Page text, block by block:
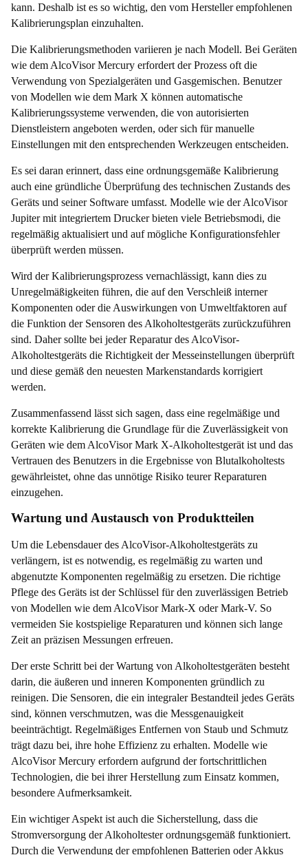
kann. Deshalb ist es so wichtig, den vom Hersteller empfohlenen
Kalibrierungsplan einzuhalten.
Die Kalibrierungsmethoden variieren je nach Modell. Bei Geräten
wie dem AlcoVisor Mercury erfordert der Prozess oft die
Verwendung von Spezialgeräten und Gasgemischen. Benutzer
von Modellen wie dem Mark X können automatische
Kalibrierungssysteme verwenden, die von autorisierten
Dienstleistern angeboten werden, oder sich für manuelle
Einstellungen mit den entsprechenden Werkzeugen entscheiden.
Es sei daran erinnert, dass eine ordnungsgemäße Kalibrierung
auch eine gründliche Überprüfung des technischen Zustands des
Geräts und seiner Software umfasst. Modelle wie der AlcoVisor
Jupiter mit integriertem Drucker bieten viele Betriebsmodi, die
regelmäßig aktualisiert und auf mögliche Konfigurationsfehler
überprüft werden müssen.
Wird der Kalibrierungsprozess vernachlässigt, kann dies zu
Unregelmäßigkeiten führen, die auf den Verschleiß interner
Komponenten oder die Auswirkungen von Umweltfaktoren auf
die Funktion der Sensoren des Alkoholtestgeräts zurückzuführen
sind. Daher sollte bei jeder Reparatur des AlcoVisor-
Alkoholtestgeräts die Richtigkeit der Messeinstellungen überprüft
und diese gemäß den neuesten Markenstandards korrigiert
werden.
Zusammenfassend lässt sich sagen, dass eine regelmäßige und
korrekte Kalibrierung die Grundlage für die Zuverlässigkeit von
Geräten wie dem AlcoVisor Mark X-Alkoholtestgerät ist und das
Vertrauen des Benutzers in die Ergebnisse von Blutalkoholtests
gewährleistet, ohne das unnötige Risiko teurer Reparaturen
einzugehen.
Wartung und Austausch von Produktteilen
Um die Lebensdauer des AlcoVisor-Alkoholtestgeräts zu
verlängern, ist es notwendig, es regelmäßig zu warten und
abgenutzte Komponenten regelmäßig zu ersetzen. Die richtige
Pflege des Geräts ist der Schlüssel für den zuverlässigen Betrieb
von Modellen wie dem AlcoVisor Mark-X oder Mark-V. So
vermeiden Sie kostspielige Reparaturen und können sich lange
Zeit an präzisen Messungen erfreuen.
Der erste Schritt bei der Wartung von Alkoholtestgeräten besteht
darin, die äußeren und inneren Komponenten gründlich zu
reinigen. Die Sensoren, die ein integraler Bestandteil jedes Geräts
sind, können verschmutzen, was die Messgenauigkeit
beeinträchtigt. Regelmäßiges Entfernen von Staub und Schmutz
trägt dazu bei, ihre hohe Effizienz zu erhalten. Modelle wie
AlcoVisor Mercury erfordern aufgrund der fortschrittlichen
Technologien, die bei ihrer Herstellung zum Einsatz kommen,
besondere Aufmerksamkeit.
Ein wichtiger Aspekt ist auch die Sicherstellung, dass die
Stromversorgung der Alkoholtester ordnungsgemäß funktioniert.
Durch die Verwendung der empfohlenen Batterien oder Akkus